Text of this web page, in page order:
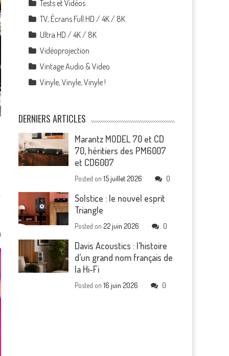
Tests et Vidéos
TV, Écrans Full HD / 4K / 8K
Ultra HD / 4K / 8K
Vidéoprojection
Vintage Audio & Video
Vinyle, Vinyle, Vinyle !
DERNIERS ARTICLES
Marantz MODEL 70 et CD
70, héritiers des PM6007
et CD6007
Posted on15 juillet 2026 0
Solstice : le nouvel esprit
Triangle
Posted on22 juin 2026 0
Davis Acoustics : l’histoire
d’un grand nom français de
la Hi-Fi
Posted on16 juin 2026 0